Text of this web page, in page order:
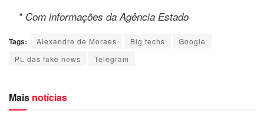
* Com informações da Agência Estado
Tags: Alexandre de Moraes Big techs
Google
PL das fake news
Telegram
Mais notícias